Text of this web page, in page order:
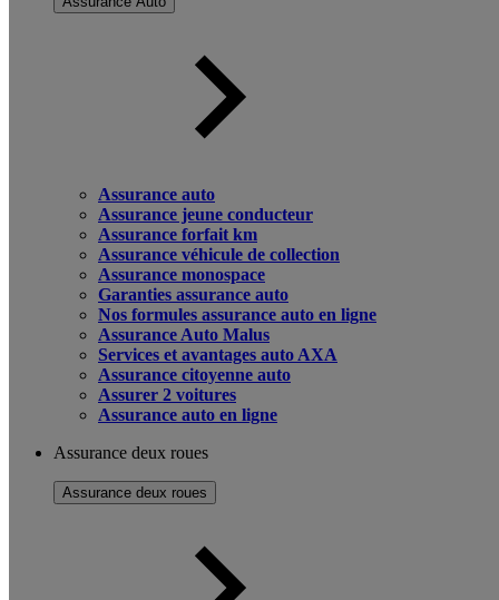
Assurance auto
Assurance jeune conducteur
Assurance forfait km
Assurance véhicule de collection
Assurance monospace
Garanties assurance auto
Nos formules assurance auto en ligne
Assurance Auto Malus
Services et avantages auto AXA
Assurance citoyenne auto
Assurer 2 voitures
Assurance auto en ligne
Assurance deux roues
Assurance deux roues